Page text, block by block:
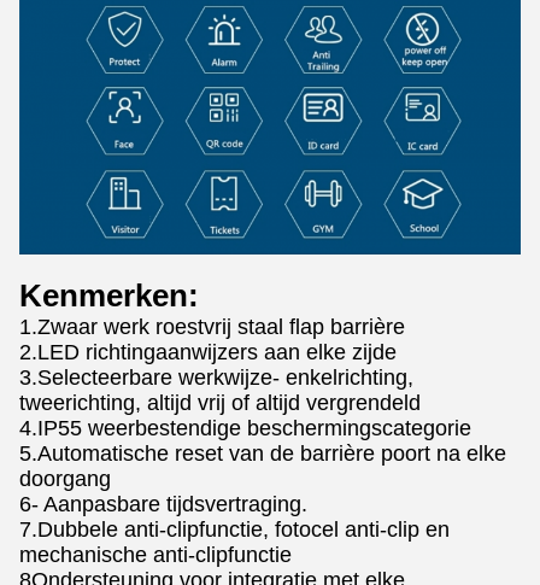
Kenmerken:
1.Zwaar werk roestvrij staal flap barrière
2.LED richtingaanwijzers aan elke zijde
3.Selecteerbare werkwijze- enkelrichting,
tweerichting, altijd vrij of altijd vergrendeld
4.IP55 weerbestendige beschermingscategorie
5.Automatische reset van de barrière poort na elke
doorgang
6- Aanpasbare tijdsvertraging.
7.Dubbele anti-clipfunctie, fotocel anti-clip en
mechanische anti-clipfunctie
8Ondersteuning voor integratie met elke